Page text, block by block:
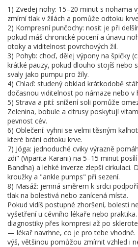
1) Zvedej nohy: 15–20 minut s nohama
zmírní tlak v žilách a pomůže odtoku
2) Kompresní punčochy: nosit je při
pokud máš chronické pocení a únavu
otoky a viditelnost povrchových žil.
3) Pohyb: choď, dělej výpony na špičky
krátké pauzy, pokud dlouho stojíš nebo
svaly jako pumpu pro žíly.
4) Chlaď: studený obklad krátkodobě
dočasnou viditelnost po námaze nebo v
5) Strava a pití: snížení soli pomůže
Zelenina, bobule a citrusy poskytují
pevnost cév.
6) Oblečení: vyhni se velmi těsným
které brání odtoku krve.
7) Jóga: jednoduché cviky výrazně
zdi" (Viparita Karani) na 5–15 minut
Bandha) a lehké inverze zlepší cirkulaci.
kroužky a "ankle pumps" při sezení.
8) Masáž: jemná směrem k srdci
tlak na bolestivá nebo zanícená místa.
Pokud vidíš postupné zhoršení, bolesti
vyšetření u cévního lékaře nebo
diagnostiky přes kompresi až po
— lékař navrhne, co je pro tebe vhodné.
výš, většinou pomůžou zmírnit vzhled i